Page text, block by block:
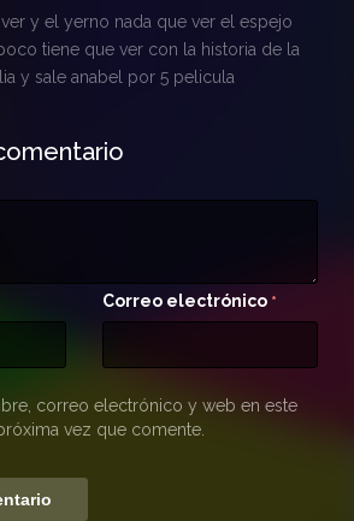
y el yerno nada que ver el espejo
tiene que ver con la historia de la
y sale anabel por 5 pelicula
Correo electrónico *
correo electrónico y web en este
vez que comente.